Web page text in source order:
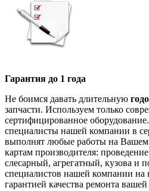
Гарантия до 1 года
Не боимся давать длительную
запчасти. Используем только
сертифицированное
специалисты нашей компании в
выполнят любые работы на Вашем
картам производителя:
слесарный, агрегатный, кузова и
специалистов нашей компании
гарантией качества ремонта